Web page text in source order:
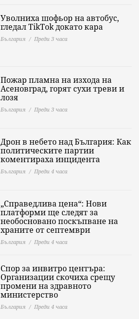
Уволниха шофьор на автобус,
гледал TikTok докато кара
България Преди 3 часа
Пожар пламна на изхода на
Асеновград, горят сухи треви и
лозя
България Преди 3 часа
Дрон в небето над България: Как
политическите партии
коментираха инцидента
България Преди 4 часа
„Справедлива цена“: Нови
платформи ще следят за
необосновано поскъпване на
храните от септември
България Преди 4 часа
Спор за инвитро центъра:
Организации скочиха срещу
промени на здравното
министерство
България Преди 4 часа